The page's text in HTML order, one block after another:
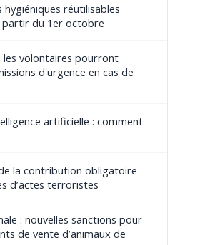
réutilisables
du 1er octobre
les volontaires pourront
d'urgence en cas de
artificielle : comment
la contribution obligatoire
d’actes terroristes
: nouvelles sanctions pour
de vente d’animaux de